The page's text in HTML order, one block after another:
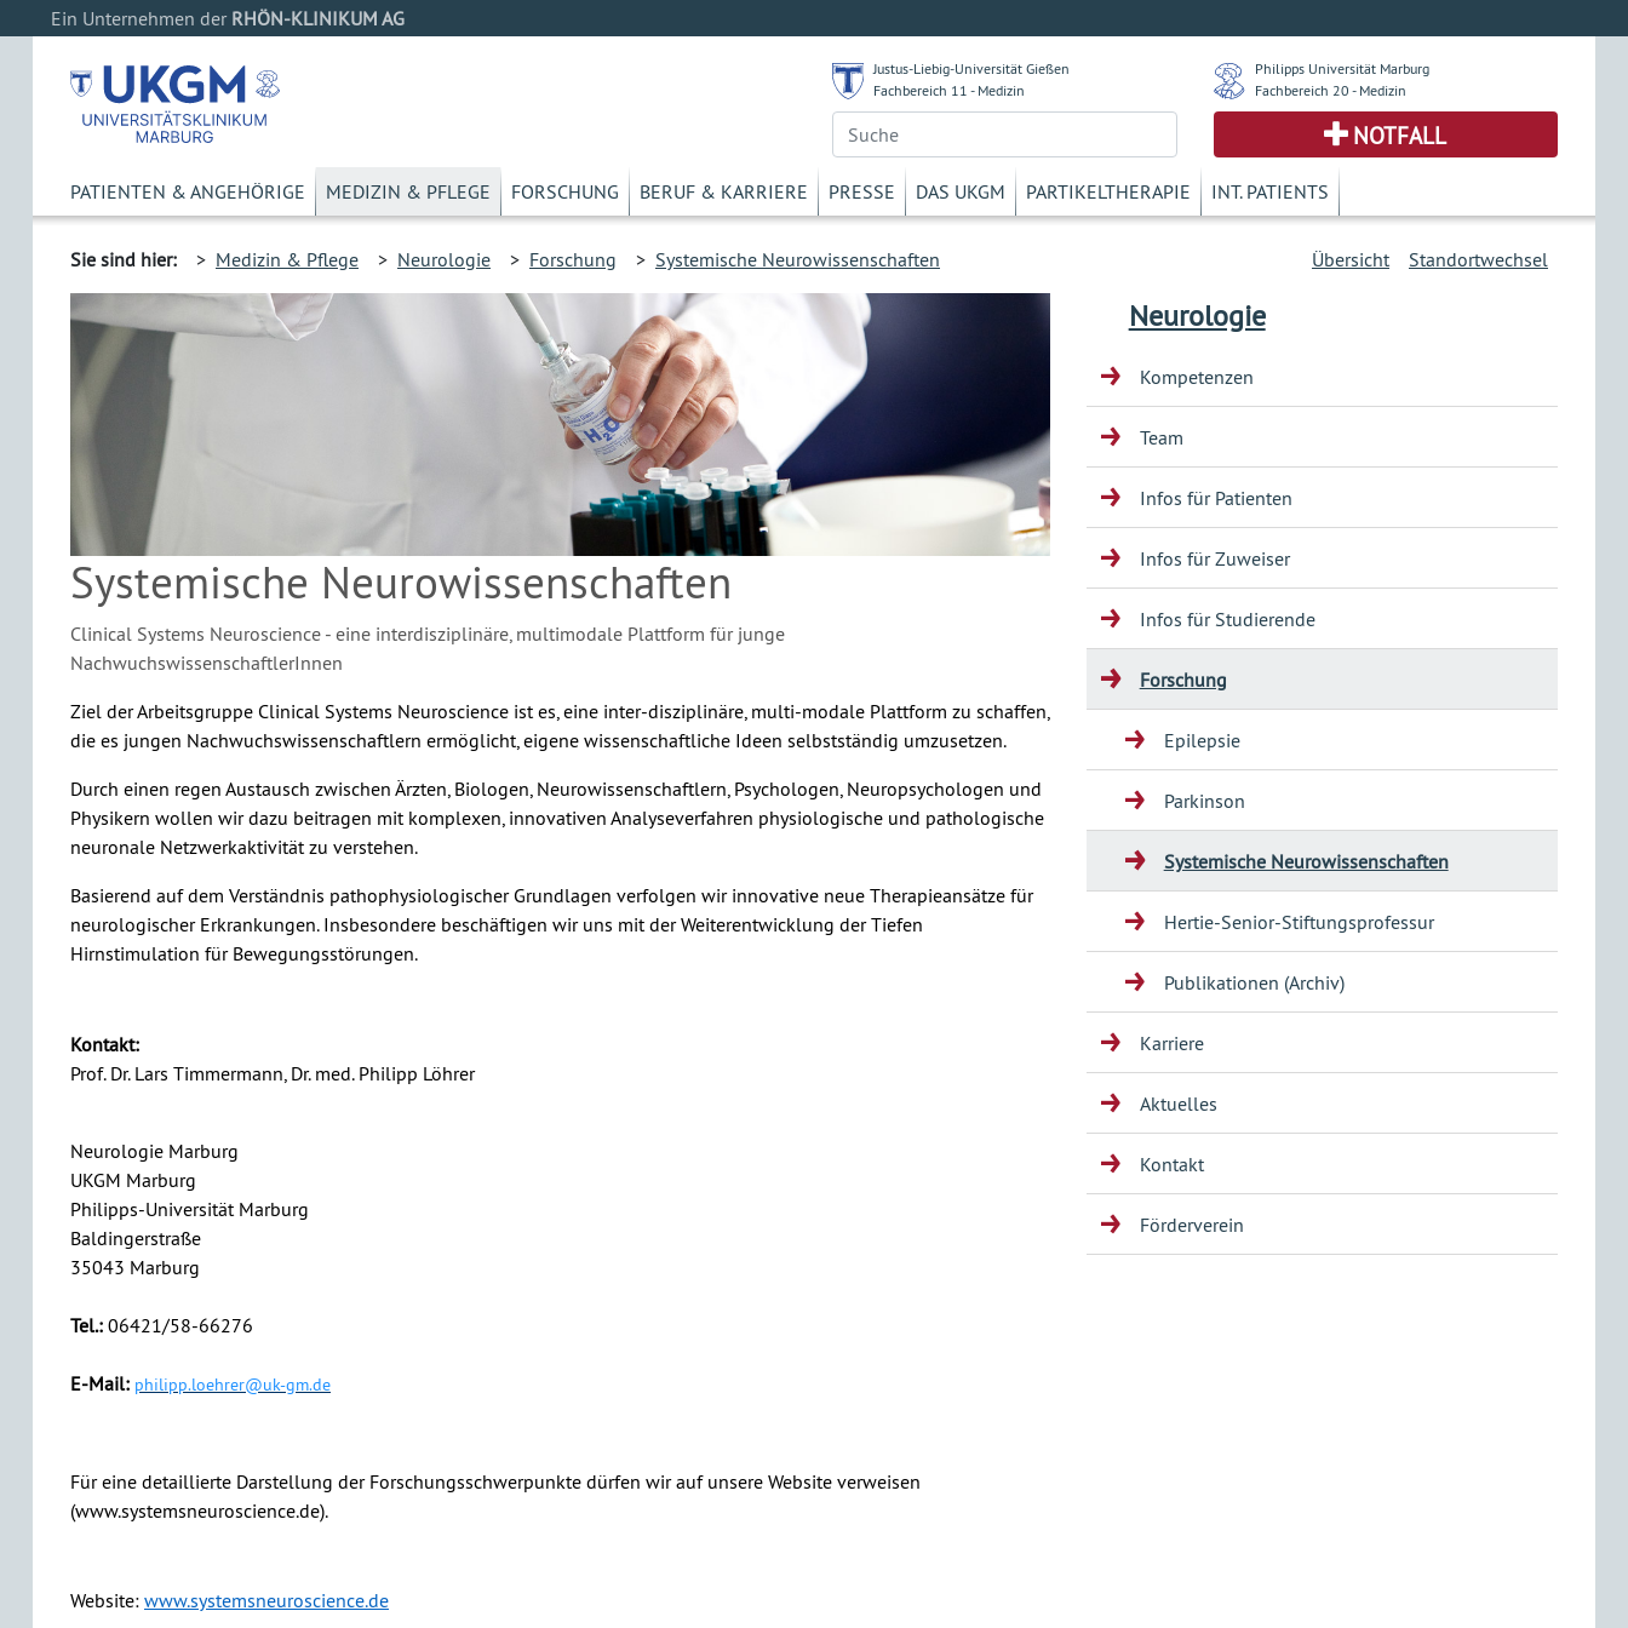
Ein Unternehmen der RHÖN-KLINIKUM AG
Justus-Liebig-Universität Gießen
Fachbereich 11 - Medizin
Philipps Universität Marburg
Fachbereich 20 - Medizin
NOTFALL
PATIENTEN & ANGEHÖRIGE MEDIZIN & PFLEGE FORSCHUNG BERUF & KARRIERE PRESSE DAS UKGM PARTIKELTHERAPIE INT. PATIENTS
Sie sind hier: > Medizin & Pflege > Neurologie > Forschung > Systemische Neurowissenschaften Standortwechsel
Übersicht
Systemische Neurowissenschaften
Clinical Systems Neuroscience - eine interdisziplinäre, multimodale Plattform für junge
NachwuchswissenschaftlerInnen
Ziel der Arbeitsgruppe Clinical Systems Neuroscience ist es, eine inter-disziplinäre, multi-modale Plattform zu schaffen,
die es jungen Nachwuchswissenschaftlern ermöglicht, eigene wissenschaftliche Ideen selbstständig umzusetzen.
Durch einen regen Austausch zwischen Ärzten, Biologen, Neurowissenschaftlern, Psychologen, Neuropsychologen und
Physikern wollen wir dazu beitragen mit komplexen, innovativen Analyseverfahren physiologische und pathologische
neuronale Netzwerkaktivität zu verstehen.
Basierend auf dem Verständnis pathophysiologischer Grundlagen verfolgen wir innovative neue Therapieansätze für
neurologischer Erkrankungen. Insbesondere beschäftigen wir uns mit der Weiterentwicklung der Tiefen
Hirnstimulation für Bewegungsstörungen.
Kontakt:
Prof. Dr. Lars Timmermann, Dr. med. Philipp Löhrer
Neurologie Marburg
UKGM Marburg
Philipps-Universität Marburg
Baldingerstraße
35043 Marburg
Tel.: 06421/58-66276
E-Mail: philipp.loehrer@uk-gm.de
Für eine detaillierte Darstellung der Forschungsschwerpunkte dürfen wir auf unsere Website verweisen
(www.systemsneuroscience.de).
Website: www.systemsneuroscience.de
Neurologie
Kompetenzen
Team
Infos für Patienten
Infos für Zuweiser
Infos für Studierende
Forschung
Epilepsie
Parkinson
Systemische Neurowissenschaften
Hertie-Senior-Stiftungsprofessur
Publikationen (Archiv)
Karriere
Aktuelles
Kontakt
Förderverein